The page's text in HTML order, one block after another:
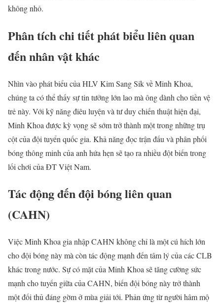
không nhỏ.
Phân tích chi tiết phát biểu liên quan
đến nhân vật khác
Nhìn vào phát biểu của HLV Kim Sang Sik về Minh Khoa,
chúng ta có thể thấy sự tin tưởng lớn lao mà ông dành cho tiền vệ
trẻ này. Với kỹ năng điêu luyện và tư duy chiến thuật hiện đại,
Minh Khoa được kỳ vọng sẽ sớm trở thành một trong những trụ
cột của đội tuyển quốc gia. Khả năng đọc trận đấu và phân phối
bóng thông minh của anh hứa hẹn sẽ tạo ra nhiều đột biến trong
lối chơi của ĐT Việt Nam.
Tác động đến đội bóng liên quan
(CAHN)
Việc Minh Khoa gia nhập CAHN không chỉ là một cú hích lớn
cho đội bóng này mà còn tác động mạnh đến tâm lý của các CLB
khác trong nước. Sự có mặt của Minh Khoa sẽ tăng cường sức
mạnh cho tuyến giữa của CAHN, biến đội bóng này trở thành
một đối thủ đáng gờm ở mùa giải tới. Phản ứng từ người hâm mộ